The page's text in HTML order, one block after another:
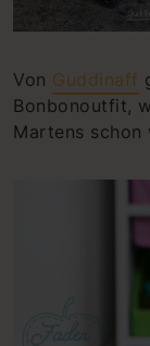
Von Guddinaff
Bonbonoutfit,
Martens